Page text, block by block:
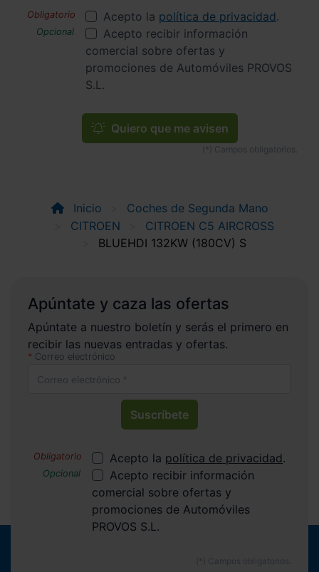
Acepto la política de privacidad.
Acepto recibir información
comercial sobre ofertas y
promociones de Automóviles PROVOS
S.L.
Quiero que me avisen
Inicio
Coches de Segunda Mano
CITROEN
CITROEN C5 AIRCROSS
BLUEHDI 132KW (180CV) S
Apúntate y caza las ofertas
Apúntate a nuestro boletín y serás el primero en
recibir las nuevas entradas y ofertas.
Correo electrónico
Suscríbete
Acepto la política de privacidad.
Acepto recibir información
comercial sobre ofertas y
promociones de Automóviles
PROVOS S.L.